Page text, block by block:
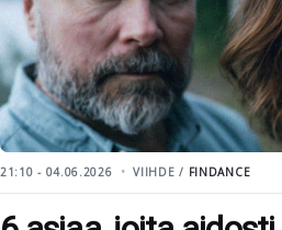
21:10 - 04.06.2026 VIIHDE / FINDANCE